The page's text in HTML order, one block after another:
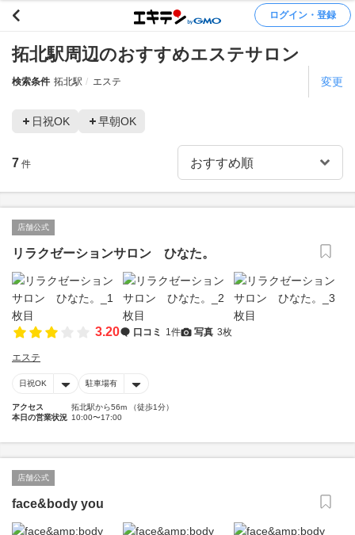
ログイン・登録
拓北駅周辺のおすすめエステサロン
検索条件 拓北駅 エステ 変更
日祝OK 早朝OK
7 件
店舗公式
リラクゼーションサロン ひなた。
3.20 口コミ 1件 写真 3枚
エステ
日祝OK 駐車場有
アクセス
拓北駅から56m （徒歩1分）
本日の営業状況 10:00〜17:00
店舗公式
face&body you